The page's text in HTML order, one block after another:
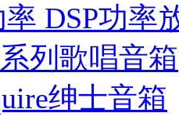
DSP功率
列歌唱音箱
绅士音箱